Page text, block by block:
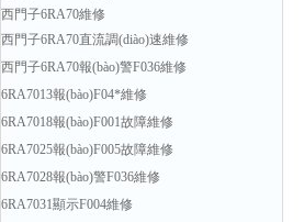
西門子6RA70維修
西門子6RA70直流調(diào)速維修
西門子6RA70報(bào)警F036維修
6RA7013報(bào)F04*維修
6RA7018報(bào)F001故障維修
6RA7025報(bào)F005故障維修
6RA7028報(bào)警F036維修
6RA7031顯示F004維修